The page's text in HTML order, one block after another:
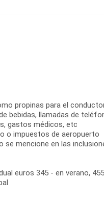
propinas para el
bebidas, llamadas de
gastos médicos, etc
o impuestos de aeropuerto
se mencione en las
euros 345 - en verano,